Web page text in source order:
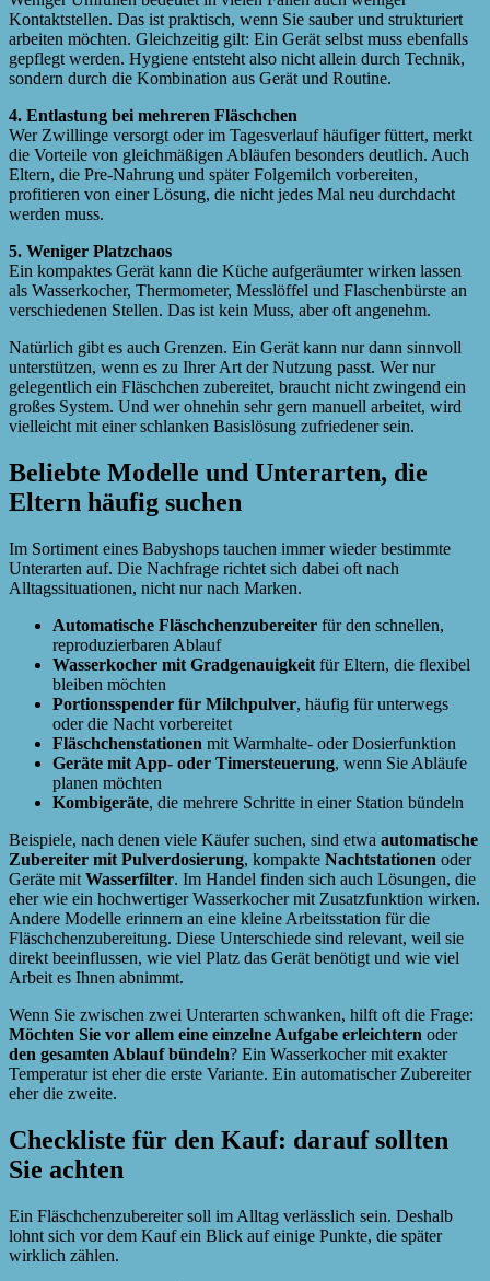
Kontaktstellen. Das ist praktisch, wenn Sie sauber und strukturiert
arbeiten möchten. Gleichzeitig gilt: Ein Gerät selbst muss ebenfalls
gepflegt werden. Hygiene entsteht also nicht allein durch Technik,
sondern durch die Kombination aus Gerät und Routine.
4. Entlastung bei mehreren Fläschchen
Wer Zwillinge versorgt oder im Tagesverlauf häufiger füttert, merkt
die Vorteile von gleichmäßigen Abläufen besonders deutlich. Auch
Eltern, die Pre-Nahrung und später Folgemilch vorbereiten,
profitieren von einer Lösung, die nicht jedes Mal neu durchdacht
werden muss.
5. Weniger Platzchaos
Ein kompaktes Gerät kann die Küche aufgeräumter wirken lassen
als Wasserkocher, Thermometer, Messlöffel und Flaschenbürste an
verschiedenen Stellen. Das ist kein Muss, aber oft angenehm.
Natürlich gibt es auch Grenzen. Ein Gerät kann nur dann sinnvoll
unterstützen, wenn es zu Ihrer Art der Nutzung passt. Wer nur
gelegentlich ein Fläschchen zubereitet, braucht nicht zwingend ein
großes System. Und wer ohnehin sehr gern manuell arbeitet, wird
vielleicht mit einer schlanken Basislösung zufriedener sein.
Beliebte Modelle und Unterarten, die
Eltern häufig suchen
Im Sortiment eines Babyshops tauchen immer wieder bestimmte
Unterarten auf. Die Nachfrage richtet sich dabei oft nach
Alltagssituationen, nicht nur nach Marken.
Automatische Fläschchenzubereiter für den schnellen,
reproduzierbaren Ablauf
Wasserkocher mit Gradgenauigkeit für Eltern, die flexibel
bleiben möchten
Portionsspender für Milchpulver, häufig für unterwegs
oder die Nacht vorbereitet
Fläschchenstationen mit Warmhalte- oder Dosierfunktion
Geräte mit App- oder Timersteuerung, wenn Sie Abläufe
planen möchten
Kombigeräte, die mehrere Schritte in einer Station bündeln
Beispiele, nach denen viele Käufer suchen, sind etwa automatische
Zubereiter mit Pulverdosierung, kompakte Nachtstationen oder
Geräte mit Wasserfilter. Im Handel finden sich auch Lösungen, die
eher wie ein hochwertiger Wasserkocher mit Zusatzfunktion wirken.
Andere Modelle erinnern an eine kleine Arbeitsstation für die
Fläschchenzubereitung. Diese Unterschiede sind relevant, weil sie
direkt beeinflussen, wie viel Platz das Gerät benötigt und wie viel
Arbeit es Ihnen abnimmt.
Wenn Sie zwischen zwei Unterarten schwanken, hilft oft die Frage:
Möchten Sie vor allem eine einzelne Aufgabe erleichtern oder
den gesamten Ablauf bündeln? Ein Wasserkocher mit exakter
Temperatur ist eher die erste Variante. Ein automatischer Zubereiter
eher die zweite.
Checkliste für den Kauf: darauf sollten
Sie achten
Ein Fläschchenzubereiter soll im Alltag verlässlich sein. Deshalb
lohnt sich vor dem Kauf ein Blick auf einige Punkte, die später
wirklich zählen.